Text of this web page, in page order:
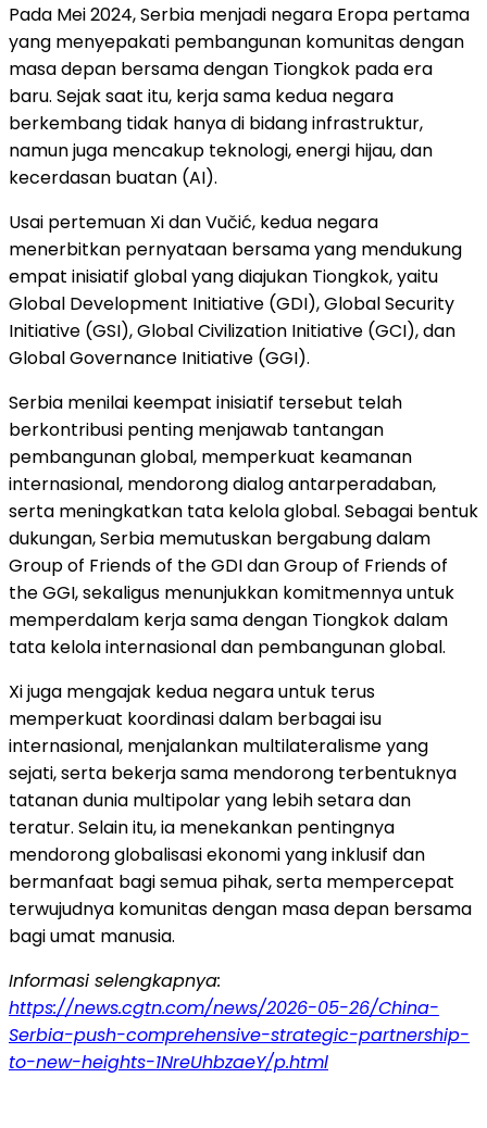
Pada Mei 2024, Serbia menjadi negara Eropa pertama
yang menyepakati pembangunan komunitas dengan
masa depan bersama dengan Tiongkok pada era
baru. Sejak saat itu, kerja sama kedua negara
berkembang tidak hanya di bidang infrastruktur,
namun juga mencakup teknologi, energi hijau, dan
kecerdasan buatan (AI).
Usai pertemuan Xi dan Vučić, kedua negara
menerbitkan pernyataan bersama yang mendukung
empat inisiatif global yang diajukan Tiongkok, yaitu
Global Development Initiative (GDI), Global Security
Initiative (GSI), Global Civilization Initiative (GCI), dan
Global Governance Initiative (GGI).
Serbia menilai keempat inisiatif tersebut telah
berkontribusi penting menjawab tantangan
pembangunan global, memperkuat keamanan
internasional, mendorong dialog antarperadaban,
serta meningkatkan tata kelola global. Sebagai bentuk
dukungan, Serbia memutuskan bergabung dalam
Group of Friends of the GDI dan Group of Friends of
the GGI, sekaligus menunjukkan komitmennya untuk
memperdalam kerja sama dengan Tiongkok dalam
tata kelola internasional dan pembangunan global.
Xi juga mengajak kedua negara untuk terus
memperkuat koordinasi dalam berbagai isu
internasional, menjalankan multilateralisme yang
sejati, serta bekerja sama mendorong terbentuknya
tatanan dunia multipolar yang lebih setara dan
teratur. Selain itu, ia menekankan pentingnya
mendorong globalisasi ekonomi yang inklusif dan
bermanfaat bagi semua pihak, serta mempercepat
terwujudnya komunitas dengan masa depan bersama
bagi umat manusia.
Informasi selengkapnya:
https://news.cgtn.com/news/2026-05-26/China-
Serbia-push-comprehensive-strategic-partnership-
to-new-heights-1NreUhbzaeY/p.html